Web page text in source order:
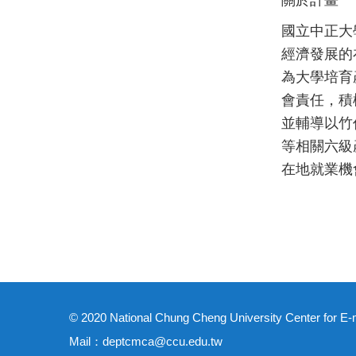
國立中正
經濟發展
為大學培
會責任，
並輔導以
等相關六
在地就業機
© 2020 National Chung Cheng University Center for
Mail：deptcmca@ccu.edu.tw